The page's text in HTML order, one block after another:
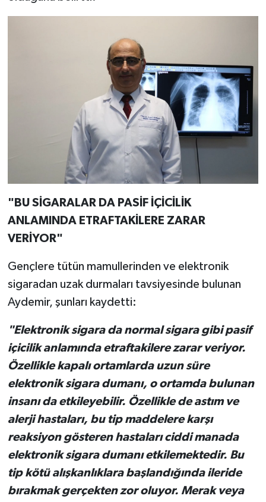
"BU SİGARALAR DA PASİF İÇİCİLİK
ANLAMINDA ETRAFTAKİLERE ZARAR
VERİYOR"
Gençlere tütün mamullerinden ve elektronik
sigaradan uzak durmaları tavsiyesinde bulunan
Aydemir, şunları kaydetti:
"Elektronik sigara da normal sigara gibi pasif
içicilik anlamında etraftakilere zarar veriyor.
Özellikle kapalı ortamlarda uzun süre
elektronik sigara dumanı, o ortamda bulunan
insanı da etkileyebilir. Özellikle de astım ve
alerji hastaları, bu tip maddelere karşı
reaksiyon gösteren hastaları ciddi manada
elektronik sigara dumanı etkilemektedir. Bu
tip kötü alışkanlıklara başlandığında ileride
bırakmak gerçekten zor oluyor. Merak veya